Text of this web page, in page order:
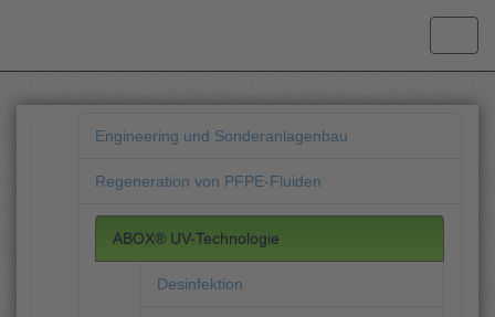
Engineering und Sonderanlagenbau
Regeneration von PFPE-Fluiden
ABOX® UV-Technologie
Desinfektion